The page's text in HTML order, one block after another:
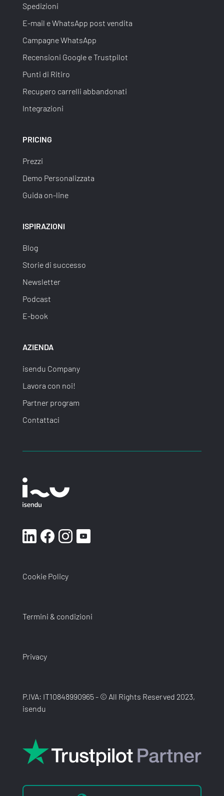
Spedizioni
E-mail e WhatsApp post vendita
Campagne WhatsApp
Recensioni Google e Trustpilot
Punti di Ritiro
Recupero carrelli abbandonati
Integrazioni
PRICING
Prezzi
Demo Personalizzata
Guida on-line
ISPIRAZIONI
Blog
Storie di successo
Newsletter
Podcast
E-book
AZIENDA
isendu Company
Lavora con noi!
Partner program
Contattaci
Cookie Policy
Termini & condizioni
Privacy
P.IVA: IT10848990965 - © All Rights Reserved 2023,
isendu